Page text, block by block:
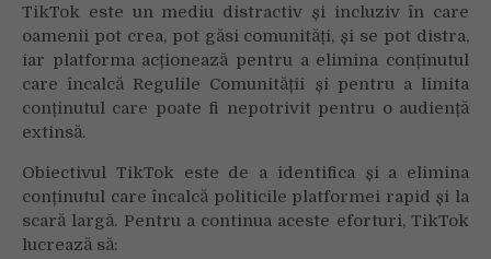
TikTok este un mediu distractiv și incluziv în care
oamenii pot crea, pot găsi comunități, și se pot distra,
iar platforma acționează pentru a elimina conținutul
care încalcă Regulile Comunității și pentru a limita
conținutul care poate fi nepotrivit pentru o audiență
extinsă.
Obiectivul TikTok este de a identifica și a elimina
conținutul care încalcă politicile platformei rapid și la
scară largă. Pentru a continua aceste eforturi, TikTok
lucrează să: